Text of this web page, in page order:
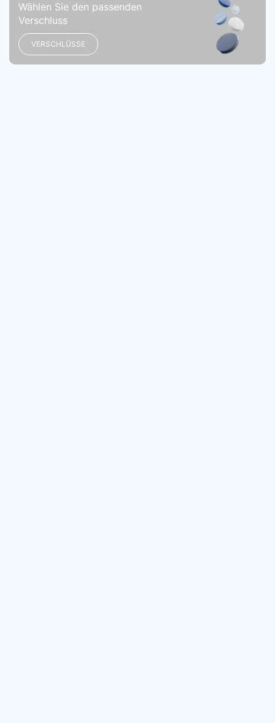
Wählen Sie den passenden
Verschluss
VERSCHLÜSSE